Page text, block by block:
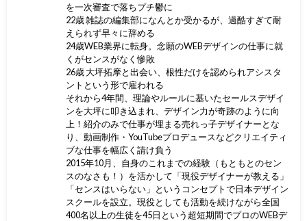
を一次審査で落ちプチ鬱に
22歳 雑誌の編集部になんとか受かるが、過酷すぎて耐
えられず早々に辞める
24歳WEB業界に転身。念願のWEBデザインの仕事に就
くがセンスがなく惨敗
26歳 大坪拓摩と出会い、根性だけを認められアシスタ
ントという形で雇われる
それから4年間、理論やルールに基いたセールスデザイ
ンを大坪に叩き込まれ、デザイン力が奇跡のように向
上！紹介のみで仕事が埋まる売れっ子デザイナーとな
り、動画制作・YouTubeプロデュースなどクリエイティ
ブな仕事を幅広く請け負う
2015年10月、自身のこれまでの経験（もともとのセン
スのなさも！）を活かして「現役デザイナーが教える」
「センスはいらない」というコンセプトで日本デザイン
スクールを設立。現役としても活動を続けながら全国
400名以上の生徒を45日という超短期間でプロのWEBデ